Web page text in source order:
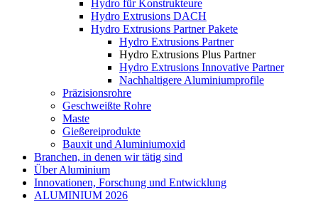
Hydro für Konstrukteure
Hydro Extrusions DACH
Hydro Extrusions Partner Pakete
Hydro Extrusions Partner
Hydro Extrusions Plus Partner
Hydro Extrusions Innovative Partner
Nachhaltigere Aluminiumprofile
Präzisionsrohre
Geschweißte Rohre
Maste
Gießereiprodukte
Bauxit und Aluminiumoxid
Branchen, in denen wir tätig sind
Über Aluminium
Innovationen, Forschung und Entwicklung
ALUMINIUM 2026